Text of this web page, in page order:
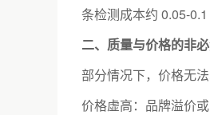
条检测成本约 0.05-
二、质量与价格的非
部分情况下，价格无
价格虚高：品牌溢价